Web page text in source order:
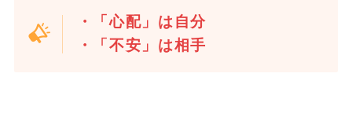
・「心配」は自分
・「不安」は相手